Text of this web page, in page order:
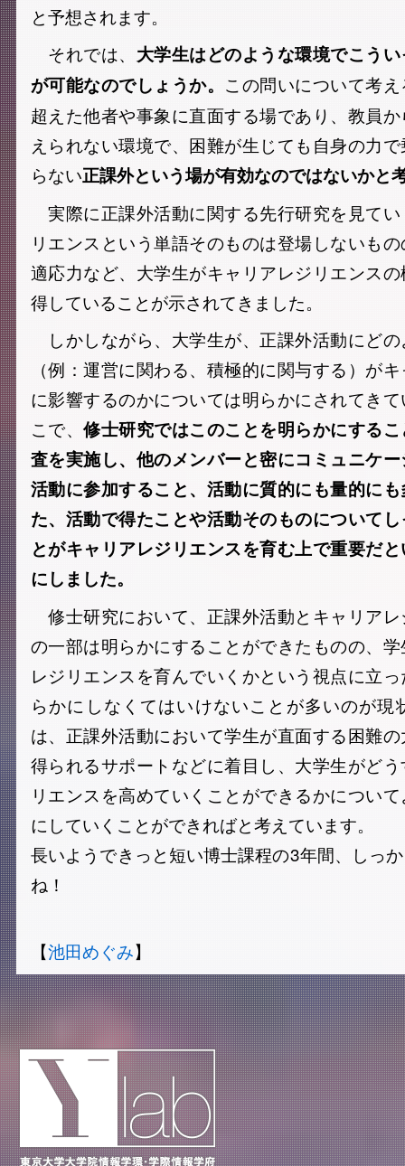
と予想されます。
それでは、 大学生はどのような環境でこう
が可能なのでしょうか。 この問いについて考
超えた他者や事象に直面する場であり、教員
えられない環境で、困難が生じても自身の力
らない正課外という場が有効なのではないかと
実際に正課外活動に関する先行研究を見て
リエンスという単語そのものは登場しないも
適応力など、大学生がキャリアレジリエンス
得していることが示されてきました。
しかしながら、大学生が、正課外活動にど
（例：運営に関わる、積極的に関与する）が
に影響するのかについては明らかにされてき
こで、修士研究ではこのことを明らかにする
査を実施し、他のメンバーと密にコミュニケ
活動に参加すること、活動に質的にも量的に
た、活動で得たことや活動そのものについて
とがキャリアレジリエンスを育む上で重要だ
にしました。
修士研究において、正課外活動とキャリア
の一部は明らかにすることができたものの、
レジリエンスを育んでいくかという視点に立
らかにしなくてはいけないことが多いのが現
は、正課外活動において学生が直面する困難
得られるサポートなどに着目し、大学生がど
リエンスを高めていくことができるかについ
にしていくことができればと考えています。
長いようできっと短い博士課程の3年間、しっ
ね！
【池田めぐみ】